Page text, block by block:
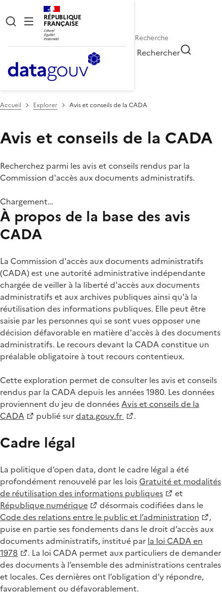
RÉPUBLIQUE
FRANÇAISE
Rechercher
Accueil Explorer Avis et conseils de la CADA
Avis et conseils de la CADA
Recherchez parmi les avis et conseils rendus par la
Commission d'accès aux documents administratifs.
Chargement…
À propos de la base des avis
CADA
La Commission d'accès aux documents administratifs
(CADA) est une autorité administrative indépendante
chargée de veiller à la liberté d'accès aux documents
administratifs et aux archives publiques ainsi qu'à la
réutilisation des informations publiques. Elle peut être
saisie par les personnes qui se sont vues opposer une
décision défavorable en matière d'accès à des documents
administratifs. Le recours devant la CADA constitue un
préalable obligatoire à tout recours contentieux.
Cette exploration permet de consulter les avis et conseils
rendus par la CADA depuis les années 1980. Les données
proviennent du jeu de donnéesAvis et conseils de la
CADA
publié surdata.gouv.fr .
Cadre légal
La politique d’open data, dont le cadre légal a été
profondément renouvelé par les loisGratuité et modalités
de réutilisation des informations publiques
et
République numérique
désormais codifiées dans le
Code des relations entre le public et l’administration
,
puise en partie ses fondements dans le droit d’accès aux
documents administratifs, institué par la loi CADA en
1978
. La loi CADA permet aux particuliers de demander
des documents à l’ensemble des administrations centrales
et locales. Ces dernières ont l’obligation d’y répondre,
favorablement ou défavorablement.